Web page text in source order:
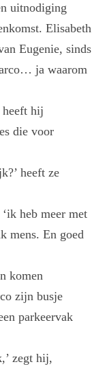
uitnodiging
Elisabeth
Eugenie, sinds
ja waarom
heeft hij
die voor
heeft ze
heb meer met
mens. En goed
komen
zijn busje
parkeervak
zegt hij,